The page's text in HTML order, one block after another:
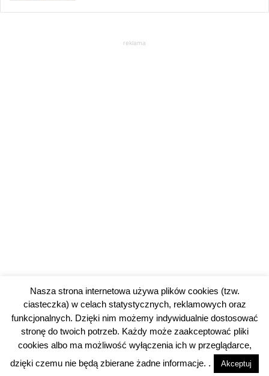
reklama
© 2026 piotrkowski24.pl | Polityka prywatności
Nasza strona internetowa używa plików cookies (tzw.
ciasteczka) w celach statystycznych, reklamowych oraz
funkcjonalnych. Dzięki nim możemy indywidualnie dostosować
stronę do twoich potrzeb. Każdy może zaakceptować pliki
cookies albo ma możliwość wyłączenia ich w przeglądarce,
dzięki czemu nie będą zbierane żadne informacje. .
Akceptuj